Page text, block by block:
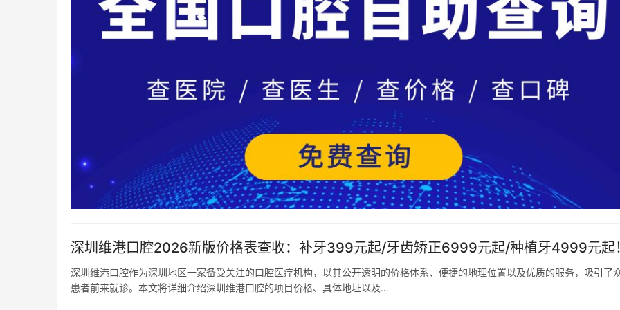
深圳维港口腔2026新版价格表查收：补牙399元起/牙齿矫正6999元起/种植牙4999元起
深圳维港口腔作为深圳地区一家备受关注的口腔医疗机构，以其公开透明的价格体系、便捷的地理位置以及优质的服务，吸引了
患者前来就诊。本文将详细介绍深圳维港口腔的项目价格、具体地址以及…